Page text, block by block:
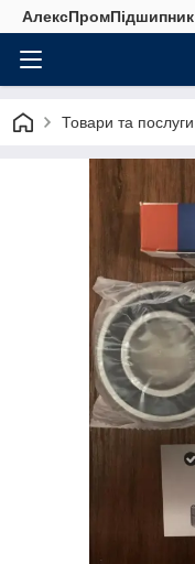
АлексПромПідшипник
Товари та послуги